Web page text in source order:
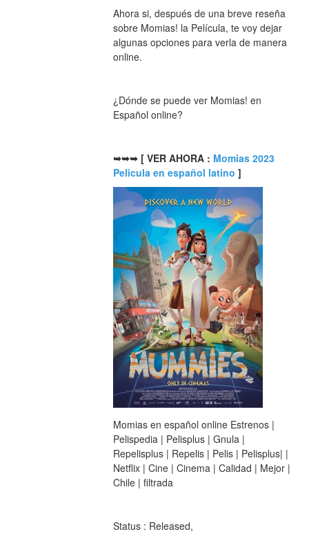
Ahora si, después de una breve reseña
sobre Momias! la Película, te voy dejar
algunas opciones para verla de manera
online.
¿Dónde se puede ver Momias! en
Español online?
➥➥➥ [ VER AHORA : Momias 2023
Pelicula en español latino ]
Momias en español online Estrenos |
Pelispedia | Pelisplus | Gnula |
Repelisplus | Repelis | Pelis | Pelisplus| |
Netflix | Cine | Cinema | Calidad | Mejor |
Chile | filtrada
Status : Released,